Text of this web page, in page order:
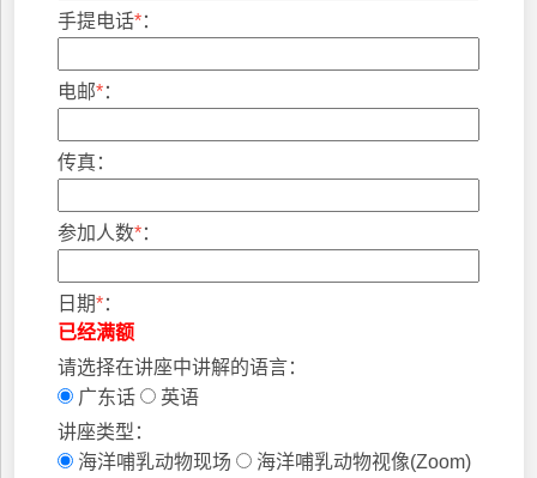
手提电话*：
电邮*：
传真：
参加人数*：
日期*：
已经满额
请选择在讲座中讲解的语言：
广东话
英语
讲座类型：
海洋哺乳动物现场
海洋哺乳动物视像(Zoom)